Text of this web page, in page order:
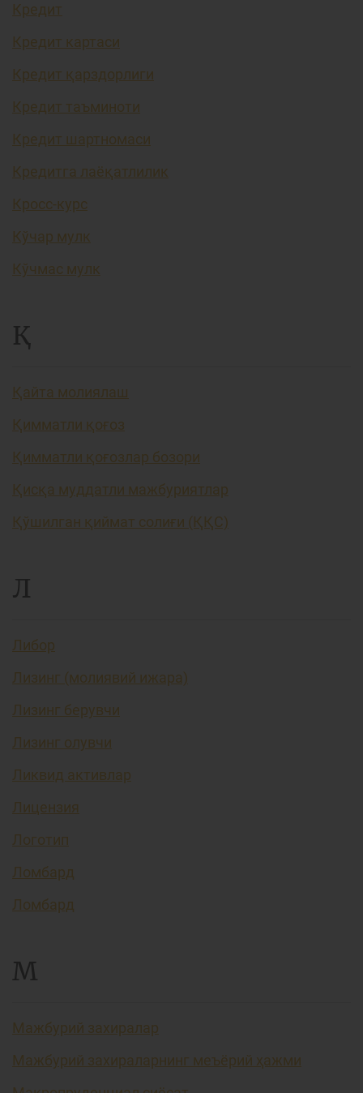
Кредит
Кредит картаси
Кредит қарздорлиги
Кредит таъминоти
Кредит шартномаси
Кредитга лаёқатлилик
Кросс-курс
Кўчар мулк
Кўчмас мулк
Қ
Қайта молиялаш
Қимматли қоғоз
Қимматли қоғозлар бозори
Қисқа муддатли мажбуриятлар
Қўшилган қиймат солиғи (ҚҚС)
Л
Либор
Лизинг (молиявий ижара)
Лизинг берувчи
Лизинг олувчи
Ликвид активлар
Лицензия
Логотип
Ломбард
Ломбард
М
Мажбурий захиралар
Мажбурий захираларнинг меъёрий ҳажми